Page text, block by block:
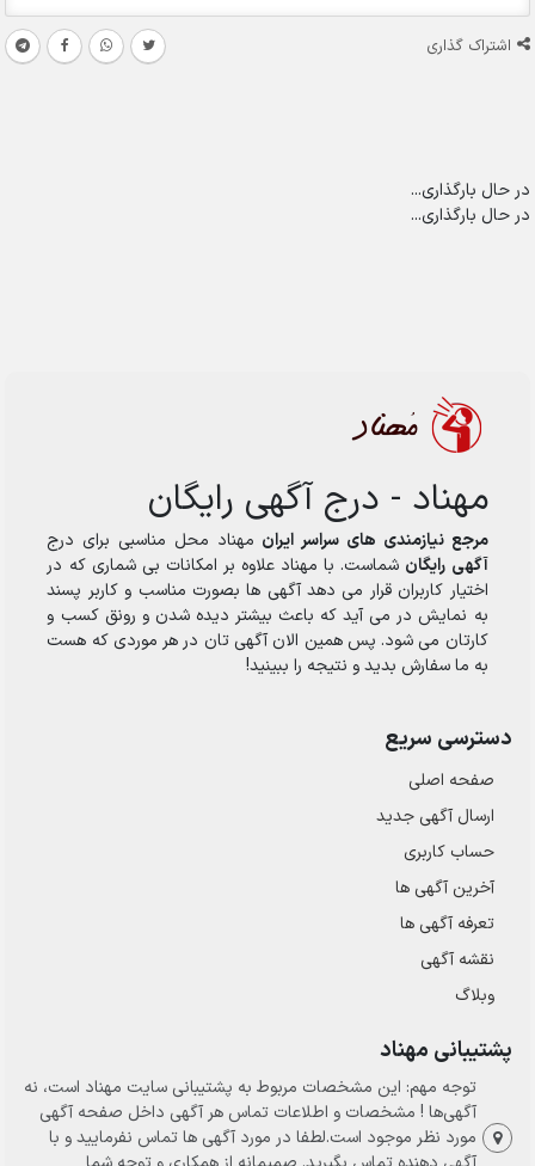
اشتراک گذاری
در حال بارگذاری...
در حال بارگذاری...
مهناد - درج آگهی رایگان
مرجع نیازمندی های سراسر ایران مهناد محل مناسبی برای درج
آگهی رایگان شماست. با مهناد علاوه بر امکانات بی شماری که در
اختیار کاربران قرار می دهد آگهی ها بصورت مناسب و کاربر پسند
به نمایش در می آید که باعث بیشتر دیده شدن و رونق کسب و
کارتان می شود. پس همین الان آگهی تان در هر موردی که هست
به ما سفارش بدید و نتیجه را ببینید!
دسترسی سریع
صفحه اصلی
ارسال‌ آگهی جدید
حساب کاربری
آخرین آگهی ها
تعرفه آگهی ها
نقشه آگهی
وبلاگ
پشتیبانی مهناد
توجه مهم: این مشخصات مربوط به پشتیبانی سایت مهناد است، نه
آگهی‌ها ! مشخصات و اطلاعات تماس هر آگهی داخل صفحه آگهی
مورد نظر موجود است.لطفا در مورد آگهی ها تماس نفرمایید و با